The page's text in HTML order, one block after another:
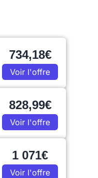
734,18€
Voir l'offre
828,99€
Voir l'offre
1 071€
Voir l'offre